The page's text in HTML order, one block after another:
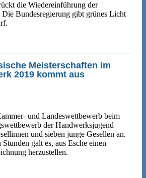
die Wiedereinführung der
Bundesregierung gibt grünes Licht
Meisterschaften im
2019 kommt aus
und Landeswettbewerb beim
der Handwerksjugend
und sieben junge Gesellen an.
galt es, aus Esche einen
herzustellen.